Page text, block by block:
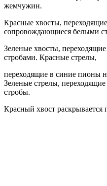
жемчужин.
Красные хвосты,
сопровождающиеся белыми
Зеленые хвосты,
стробами. Красные стрелы,
переходящие в синие пионы
Зеленые стрелы,
стробы.
Красный хвост